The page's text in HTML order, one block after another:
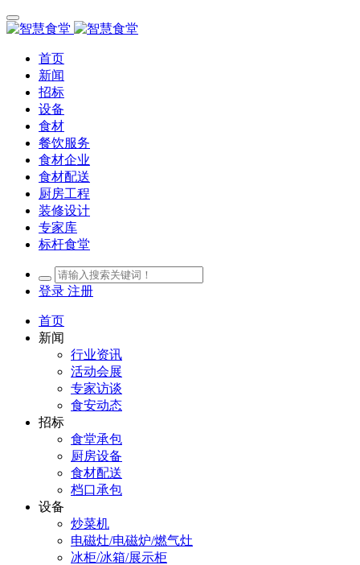
首页
新闻
招标
设备
食材
餐饮服务
食材企业
食材配送
厨房工程
装修设计
专家库
标杆食堂
登录 注册
首页
新闻
行业资讯
活动会展
专家访谈
食安动态
招标
食堂承包
厨房设备
食材配送
档口承包
设备
炒菜机
电磁灶/电磁炉/燃气灶
冰柜/冰箱/展示柜